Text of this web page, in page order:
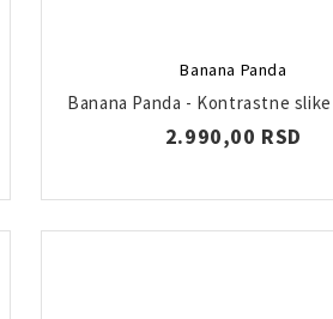
Banana Panda
Banana Panda - Kontrastne
2.990,00 RSD